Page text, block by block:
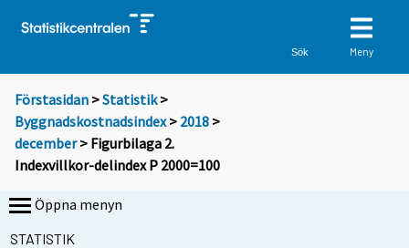
Sök Meny
Förstasidan >Statistik >
Byggnadskostnadsindex> 2018 >
december> Figurbilaga 2.
Indexvillkor-delindex P 2000=100
Öppna menyn
STATISTIK